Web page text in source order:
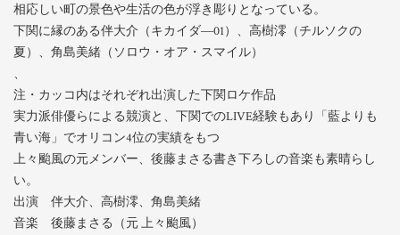
相応しい町の景色や生活の色が浮き彫りとなっている。
下関に縁のある伴大介（キカイダ―01）、高樹澪（チルソクの
夏）、角島美緒（ソロウ・オア・スマイル）
、
注・カッコ内はそれぞれ出演した下関ロケ作品
実力派俳優らによる競演と、下関でのLIVE経験もあり「藍よりも
青い海」でオリコン4位の実績をもつ
上々颱風の元メンバー、後藤まさる書き下ろしの音楽も素晴らし
い。
出演 伴大介、高樹澪、角島美緒
音楽 後藤まさる（元 上々颱風）